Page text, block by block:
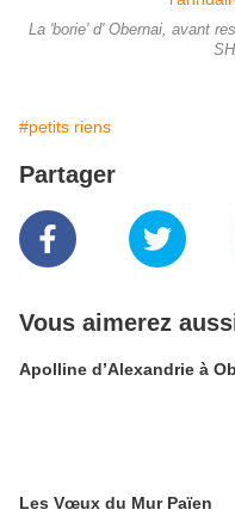
La 'borie' d' Obernai, avant
#petits riens
Partager
Vous aimerez
Apolline d’Alexandrie à
Les Vœux du Mur Païen